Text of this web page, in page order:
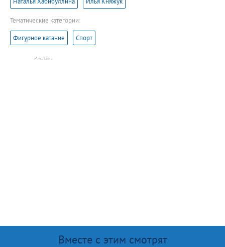
Тематические категории:
Фигурное катание Спорт
Вместе с этим смотрят